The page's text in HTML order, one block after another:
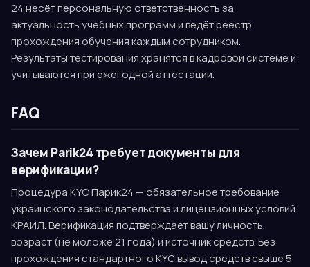
24 несёт персональную ответственность за
актуальность учебных программ и ведёт реестр
прохождения обучения каждым сотрудником.
Результаты тестирования хранятся в кадровой системе и
учитываются при ежегодной аттестации.
FAQ
Зачем Parik24 требует документы для
верификации?
Процедура KYC Парик24 — обязательное требование
украинского законодательства и лицензионных условий
КРАИЛ. Верификация подтверждает вашу личность,
возраст (не моложе 21 года) и источник средств. Без
прохождения стандартного KYC вывод средств свыше 5